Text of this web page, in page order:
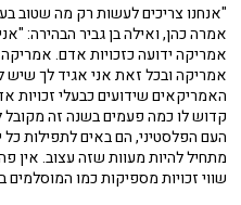
"אנחנו צריכים לעשות רק מה שטוב
אמרה כהן, ואילה בן גביר הבהירה:
אמריקה ידועה כזכויות אדם.
אמריקה ובכל זאת אני אגיד לך שיש
האמריקאים שידועים כבעלי זכויות
קדוש לו כמה פעמים בשנה זה מקובל
העם הפלסטיני, הם באים לתפילות
מתחיל להיות מעוות שזה עצוב. אין
שווי זכויות מספיקות כמו המוסלמים